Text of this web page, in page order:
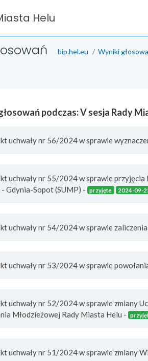
Helu
bip.hel.eu Wyniki
podczas: V sesja Rady
uchwały nr 56/2024 w sprawie
uchwały nr 55/2024 w sprawie
- Gdynia-Sopot (SUMP) -
przyjęte 2024-09-
uchwały nr 54/2024 w sprawie
uchwały nr 53/2024 w sprawie
uchwały nr 52/2024 w sprawie zmiany
Młodzieżowej Rady Miasta Helu -
uchwały nr 51/2024 w sprawie zmiany